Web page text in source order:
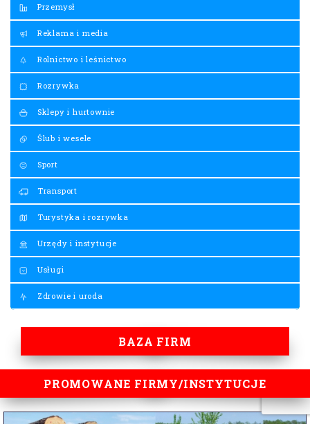
Przemysł
Reklama i media
Rolnictwo i leśnictwo
Rozrywka
Sklepy i hurtownie
Ślub i wesele
Sport
Transport
Turystyka i rozrywka
Urzędy i instytucje
Usługi
Zdrowie i uroda
BAZA FIRM
PROMOWANE FIRMY/INSTYTUCJE